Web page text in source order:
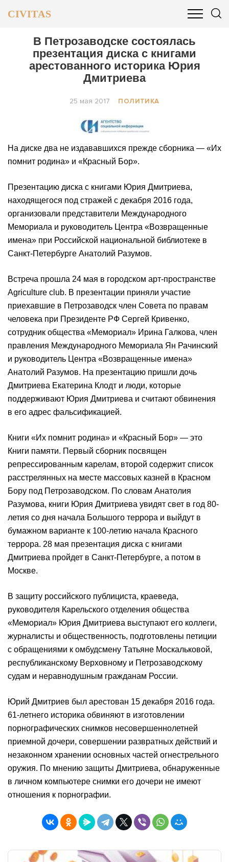
CIVITAS
ОБЩЕСТВО БИЗНЕС И ФИНАНСЫ
В Петрозаводске состоялась
презентация диска с книгами
арестованного историка Юрия
Дмитриева
25 мая 2017 ПОЛИТИКА
На диске два не издававшихся прежде сборника — «Их
помнит родина» и «Красный Бор».
Презентацию диска с книгами Юрия Дмитриева,
находящегося под стражей с декабря 2016 года,
организовали представители Международного
Мемориала и руководитель Центра «Возвращенные
имена» при Российской национальной библиотеке в
Санкт-Петербурге Анатолий Разумов.
Встреча прошла 24 мая в городском арт-пространстве
Agriculture club. В презентации приняли участие
приехавшие в Петрозаводск член Совета по правам
человека при Президенте РФ Сергей Кривенко,
сотрудник общества «Мемориал» Ирина Галкова, член
правления Международного Мемориала Ян Рачинский
и руководитель Центра «Возвращенные имена»
Анатолий Разумов. На презентацию пришли дочь
Дмитриева Екатерина Клодт и люди, которые
поддерживают Юрия Дмитриева и считают обвинения
в его адрес фальсификацией.
Книги «Их помнит родина» и «Красный Бор» — это
Книги памяти. Первый сборник посвящен
репрессированным карелам, второй содержит список
расстрелянных на месте массовых казней в Красном
Бору под Петрозаводском. По словам Анатолия
Разумова, книги Юрия Дмитриева увидят свет в год 80-
летия со дня начала Большого террора и выйдут в
бумажном варианте к 100-летию начала Красного
террора. 28 мая презентация диска с книгами
Дмитриева пройдет в Санкт-Петербурге, а потом в
Москве.
В защиту российского публициста, краеведа,
руководителя Карельского отделения общества
«Мемориал» Юрия Дмитриева выступают его коллеги,
журналисты и общественность, подготовлены петиции
с обращениями к омбудсмену Татьяне Москальковой,
республиканскому Верховному и Петрозаводскому
судам и неравнодушным гражданам России.
Юрий Дмитриев был арестован 15 декабря 2016 года.
61-летнего историка обвиняют в изготовлении
порнографических снимков несовершеннолетней
приемной дочери, совершении развратных действий и
незаконном хранении основных частей огнестрельного
оружия. По мнению защиты Дмитриева, обнаруженные
в личном компьютере снимки его дочери не имеют
отношения к порнографии.